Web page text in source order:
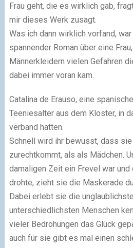
Frau geht, die es wirklich gab,
mir dieses Werk zusagt.
Was ich dann wirklich vorfand,
spannender Roman über eine
Männerkleidern vielen Gefahren
dabei immer voran kam.
Catalina de Erauso, eine
Teeniesalter aus dem Kloster, in
verband hatten.
Schnell wird ihr bewusst, dass
zurechtkommt, als als Mädchen.
damaligen Zeit ein Frevel war und
drohte, zieht sie die Maskerade
Dabei erlebt sie die
unterschiedlichsten Menschen
vieler Bedrohungen das Glück
auch für sie gibt es mal einen